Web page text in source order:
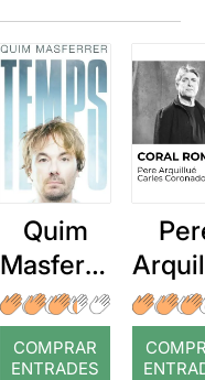
Quim
Masferre
r: Temps
COMPRAR
ENTRADES
: